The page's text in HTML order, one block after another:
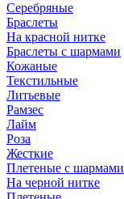
Серебряные
Браслеты
На красной нитке
Браслеты с шармами
Кожаные
Текстильные
Литьевые
Рамзес
Лайм
Роза
Жесткие
Плетеные с шармами
На черной нитке